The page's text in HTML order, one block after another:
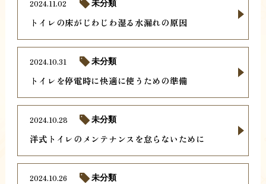
トイレの床がじわじわ湿る水漏れの原因
2024.11.02 未分類
トイレを停電時に快適に使うための準備
2024.10.31 未分類
洋式トイレのメンテナンスを怠らないために
2024.10.28 未分類
2024.10.26 未分類